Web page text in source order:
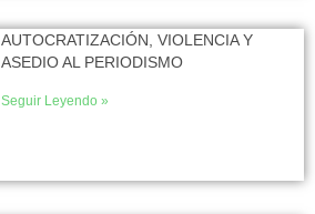
AUTOCRATIZACIÓN, VIOLENCIA Y
ASEDIO AL PERIODISMO
Seguir Leyendo »